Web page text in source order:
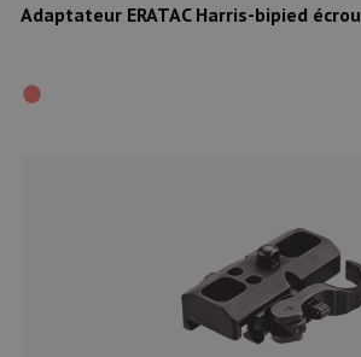
Adaptateur ERATAC Harris-bipied écrou